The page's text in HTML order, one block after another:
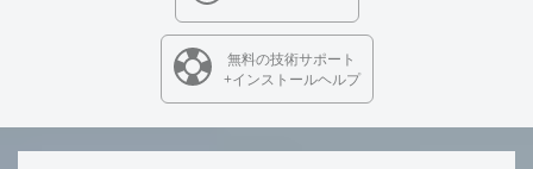
無料の技術サポート
+インストールヘルプ